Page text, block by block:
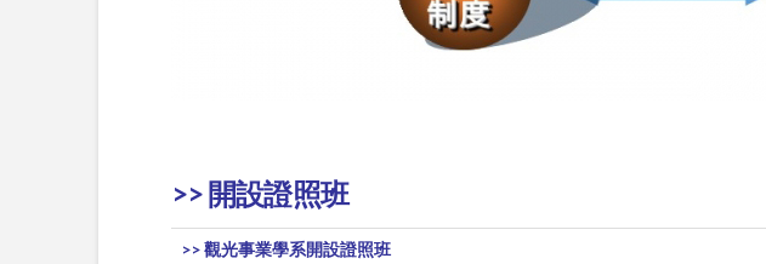
>> 開設證照班
>> 觀光事業學系開設證照班